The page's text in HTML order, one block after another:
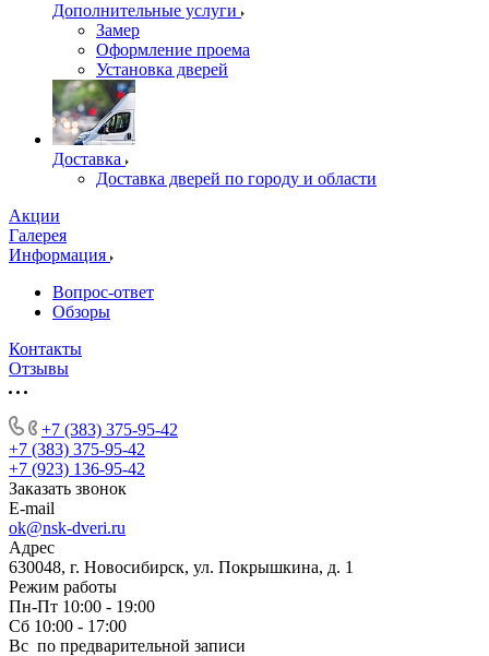
Дополнительные услуги
Замер
Оформление проема
Установка дверей
Доставка
Доставка дверей по городу и области
Акции
Галерея
Информация
Вопрос-ответ
Обзоры
Контакты
Отзывы
+7 (383) 375-95-42
+7 (383) 375-95-42
+7 (923) 136-95-42
Заказать звонок
E-mail
ok@nsk-dveri.ru
Адрес
630048, г. Новосибирск, ул. Покрышкина, д. 1
Режим работы
Пн-Пт 10:00 - 19:00
Сб 10:00 - 17:00
Вс по предварительной записи